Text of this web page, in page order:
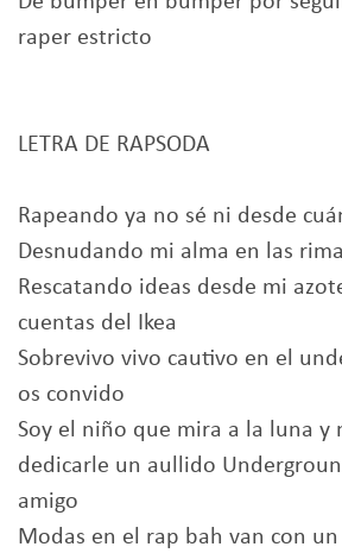
raper estricto
LETRA DE RAPSODA
Rapeando ya no sé ni desde
Desnudando mi alma en las
Rescatando ideas desde mi
cuentas del Ikea
Sobrevivo vivo cautivo en el
os convido
Soy el niño que mira a la luna y
dedicarle un aullido
amigo
Modas en el rap bah van con